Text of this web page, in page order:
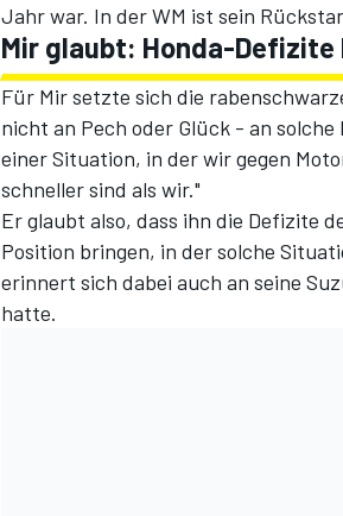
Jahr war. In der WM ist sein
Mir glaubt: Honda-
Für Mir setzte sich die
nicht an Pech oder Glück - an
einer Situation, in der wir gegen
schneller sind als wir."
Er glaubt also, dass ihn die Defizite
Position bringen, in der solche
erinnert sich dabei auch an seine
hatte.